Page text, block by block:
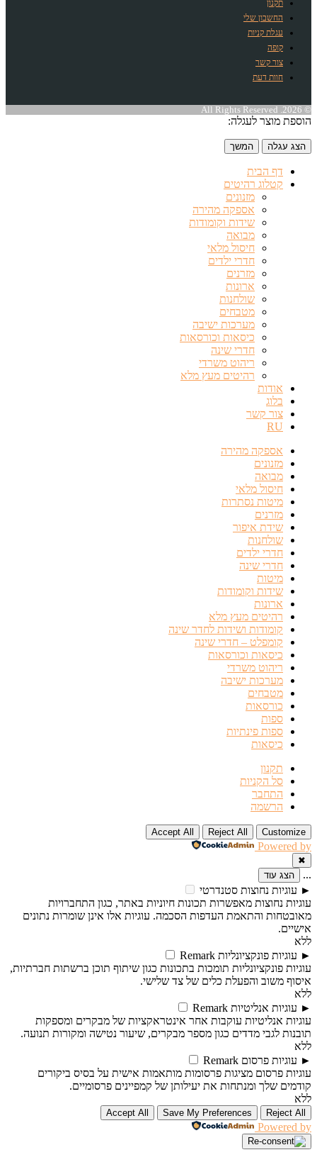
תקנון
החשבון שלי
עגלת קניות
קופה
צור קשר
חוות דעת
© 2026. All Rights Reserved
הוספת מוצר לעגלה:
הצג עגלה המשך
דף הבית
קטלוג רהיטים
מזנונים
אספקה מהירה
שידות וקומודות
מבואה
חיסול מלאי
חדרי ילדים
מזרנים
ארונות
שולחנות
מטבחים
מערכות ישיבה
כיסאות וכורסאות
חדרי שינה
ריהוט משרדי
רהיטים מעץ מלא
אודות
בלוג
צור קשר
RU
אספקה מהירה
מזנונים
מבואה
חיסול מלאי
מיטות נסתרות
מזרנים
שידת איפור
שולחנות
חדרי ילדים
חדרי שינה
מיטות
שידות וקומודות
ארונות
רהיטים מעץ מלא
קומודות ושידות לחדר שינה
קומפלט – חדרי שינה
כיסאות וכורסאות
ריהוט משרדי
מערכות ישיבה
מטבחים
כורסאות
ספות
ספות פינתיות
כיסאות
תקנון
סל הקניות
התחבר
הרשמה
Customize
Reject All
Accept All
Powered by
✖
... הצג עוד
► עוגיות נחוצות סטנדרטי
עוגיות נחוצות מאפשרות תכונות חיוניות באתר, כגון התחברויות
מאובטחות והתאמת העדפות הסכמה. עוגיות אלו אינן שומרות נתונים
אישיים.
ללא
► עוגיות פונקציונליות Remark
עוגיות פונקציונליות תומכות בתכונות כגון שיתוף תוכן ברשתות חברתיות,
איסוף משוב והפעלת כלים של צד שלישי.
ללא
► עוגיות אנליטיות Remark
עוגיות אנליטיות עוקבות אחר אינטראקציות של מבקרים ומספקות
תובנות לגבי מדדים כגון מספר מבקרים, שיעור נטישה ומקורות תנועה.
ללא
► עוגיות פרסום Remark
עוגיות פרסום מציגות פרסומות מותאמות אישית על בסיס ביקורים
קודמים שלך ומנתחות את יעילותן של קמפיינים פרסומיים.
ללא
Reject All
Save My Preferences
Accept All
Powered by